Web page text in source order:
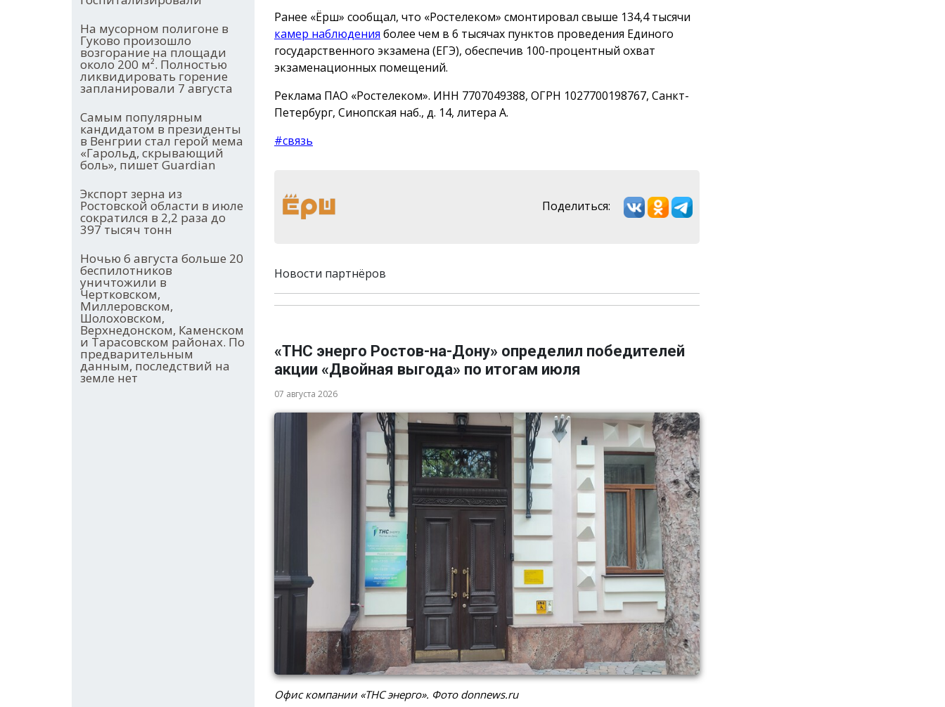
На мусорном полигоне в
Гуково произошло
возгорание на площади
около 200 м². Полностью
ликвидировать горение
запланировали 7 августа
Самым популярным
кандидатом в президенты
в Венгрии стал герой мема
«Гарольд, скрывающий
боль», пишет Guardian
Экспорт зерна из
Ростовской области в июле
сократился в 2,2 раза до
397 тысяч тонн
Ночью 6 августа больше 20
беспилотников
уничтожили в
Чертковском,
Миллеровском,
Шолоховском,
Верхнедонском, Каменском
и Тарасовском районах. По
предварительным
данным, последствий на
земле нет
Ранее «Ёрш» сообщал, что «Ростелеком» смонтировал свыше 134,4 тысячи
камер наблюдения более чем в 6 тысячах пунктов проведения Единого
государственного экзамена (ЕГЭ), обеспечив 100-процентный охват
экзаменационных помещений.
Реклама ПАО «Ростелеком». ИНН 7707049388, ОГРН 1027700198767, Санкт-
Петербург, Синопская наб., д. 14, литера А.
#связь
Поделиться:
Новости партнёров
«ТНС энерго Ростов-на-Дону» определил победителей
акции «Двойная выгода» по итогам июля
07 августа 2026
Офис компании «ТНС энерго». Фото donnews.ru